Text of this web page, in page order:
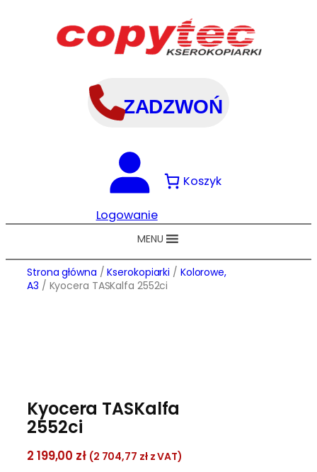
ZADZWOŃ
Logowanie
Koszyk
MENU
Strona główna /Kserokopiarki / Kolorowe,
A3 / Kyocera TASKalfa 2552ci
Kyocera TASKalfa
2552ci
2 199,00 zł (2 704,77 złz VAT)